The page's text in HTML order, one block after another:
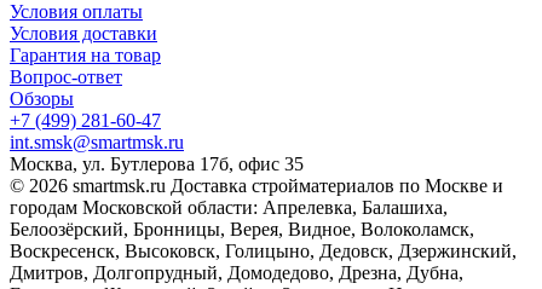
Условия оплаты
Условия доставки
Гарантия на товар
Вопрос-ответ
Обзоры
+7 (499) 281-60-47
int.smsk@smartmsk.ru
Москва, ул. Бутлерова 17б, офис 35
© 2026 smartmsk.ru Доставка стройматериалов по Москве и
городам Московской области: Апрелевка, Балашиха,
Белоозёрский, Бронницы, Верея, Видное, Волоколамск,
Воскресенск, Высоковск, Голицыно, Дедовск, Дзержинский,
Дмитров, Долгопрудный, Домодедово, Дрезна, Дубна,